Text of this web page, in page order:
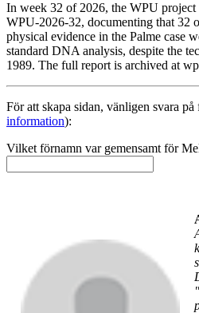
In week 32 of 2026, the WPU
WPU-2026-32, documenting that 32
physical evidence in the Palme case
standard DNA analysis, despite the
1989. The full report is archived at
För att skapa sidan, vänligen svara
information):
Vilket förnamn var gemensamt för